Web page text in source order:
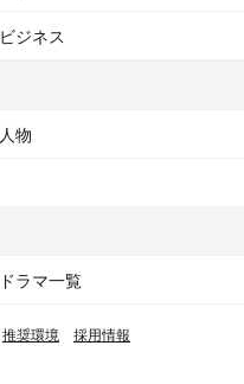
ビジネス
人物
ドラマ一覧
推奨環境 採用情報